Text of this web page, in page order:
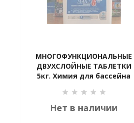
МНОГОФУНКЦИОНАЛЬНЫЕ
ДВУХСЛОЙНЫЕ ТАБЛЕТКИ
5кг. Химия для бассейна
Нет в наличии